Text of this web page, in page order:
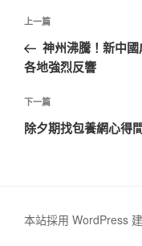
文
導
覽
上
一
篇
章
上一篇
神州沸騰！新中
各地強烈反響
下
一
下一篇
除夕期找包養網心得
本站採用 WordPress